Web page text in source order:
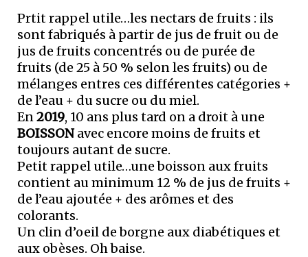
Prtit rappel utile…les nectars de fruits : ils
sont fabriqués à partir de jus de fruit ou de
jus de fruits concentrés ou de purée de
fruits (de 25 à 50 % selon les fruits) ou de
mélanges entres ces différentes catégories +
de l’eau + du sucre ou du miel.
En2019, 10 ans plus tard on a droit à une
BOISSONavec encore moins de fruits et
toujours autant de sucre.
Petit rappel utile…une boisson aux fruits
contient au minimum 12 % de jus de fruits +
de l’eau ajoutée + des arômes et des
colorants.
Un clin d’oeil de borgne aux diabétiques et
aux obèses. Oh baise.